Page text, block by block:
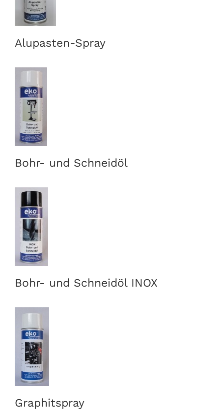
Alupasten-Spray
Bohr- und Schneidöl
Bohr- und Schneidöl INOX
Graphitspray